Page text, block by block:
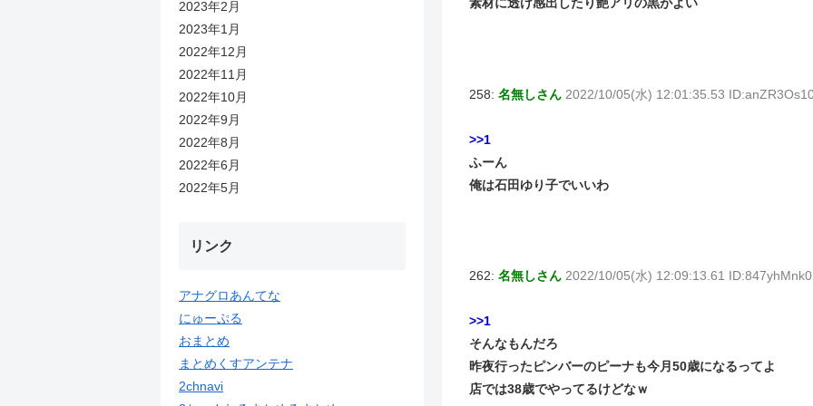
素材に透け感出したり艶アリの黒がよい
258: 名無しさん 2022/10/05(水) 12:01:35.53
>>1
ふーん
俺は石田ゆり子でいいわ
262: 名無しさん 2022/10/05(水) 12:09:13.61 ID:847yhMnk0
>>1
そんなもんだろ
昨夜行ったピンバーのピーナも今月50歳になるってよ
店では38歳でやってるけどなｗ
2023年2月
2023年1月
2022年12月
2022年11月
2022年10月
2022年9月
2022年8月
2022年6月
2022年5月
リンク
アナグロあんてな
にゅーぷる
おまとめ
まとめくすアンテナ
2chnavi